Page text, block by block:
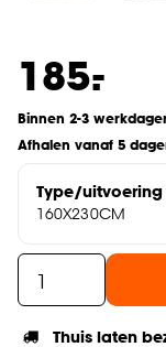
185.
-
Binnen 2-3
Afhalen vanaf 5
Type/uitvoering
160X230CM
Thuis laten